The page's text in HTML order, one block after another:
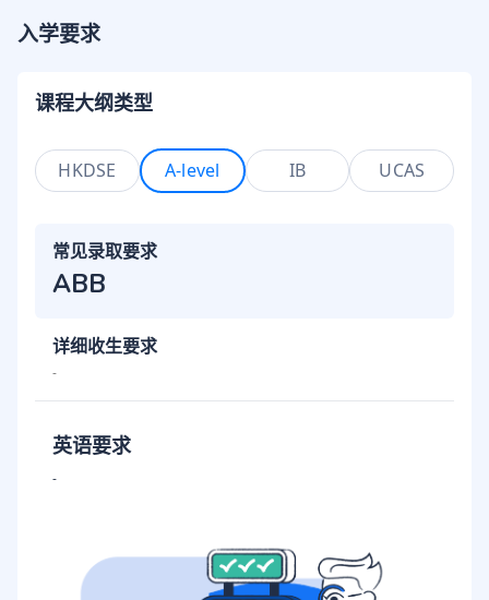
入学要求
课程大纲类型
HKDSE A-level IB UCAS
常见录取要求
ABB
详细收生要求
-
英语要求
-